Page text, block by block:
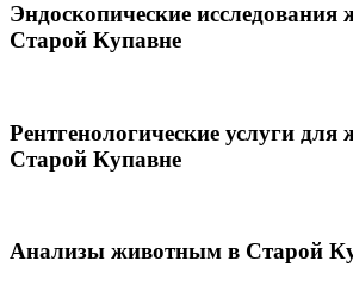
Эндоскопические
Старой Купавне
Рентгенологические услуги
Старой Купавне
Анализы животным в Старой